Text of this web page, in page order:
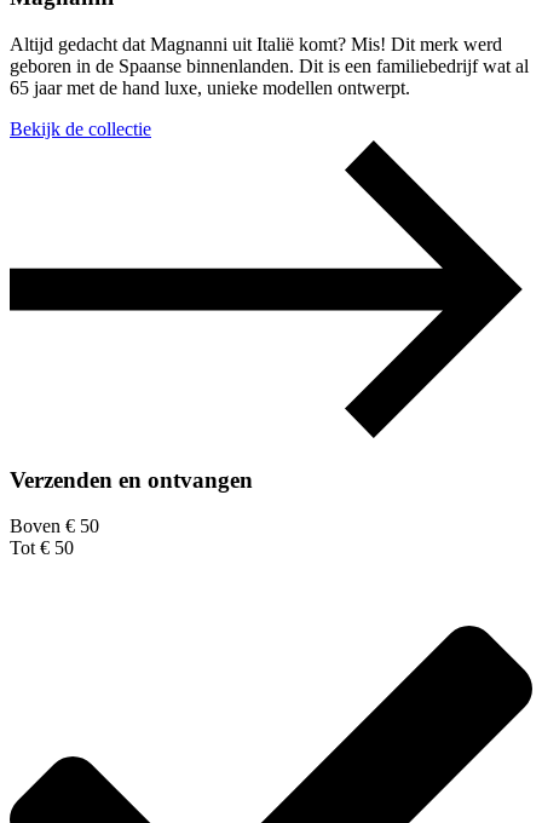
Altijd gedacht dat Magnanni uit Italië komt? Mis! Dit merk werd
geboren in de Spaanse binnenlanden. Dit is een familiebedrijf wat al
65 jaar met de hand luxe, unieke modellen ontwerpt.
Bekijk de collectie
Verzenden en ontvangen
Boven € 50
Tot € 50